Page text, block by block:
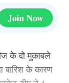
Join Now
के दो मुकाबले
के कारण